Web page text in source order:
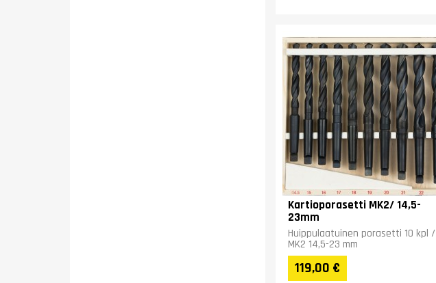
Kartioporasetti MK2/ 14,5-
23mm
Huippulaatuinen porasetti 10 kpl /
MK2 14,5-23 mm
119,00 €